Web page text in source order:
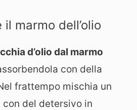
marmo dell’olio
d’olio dal marmo
con della
frattempo mischia un
con del detersivo in